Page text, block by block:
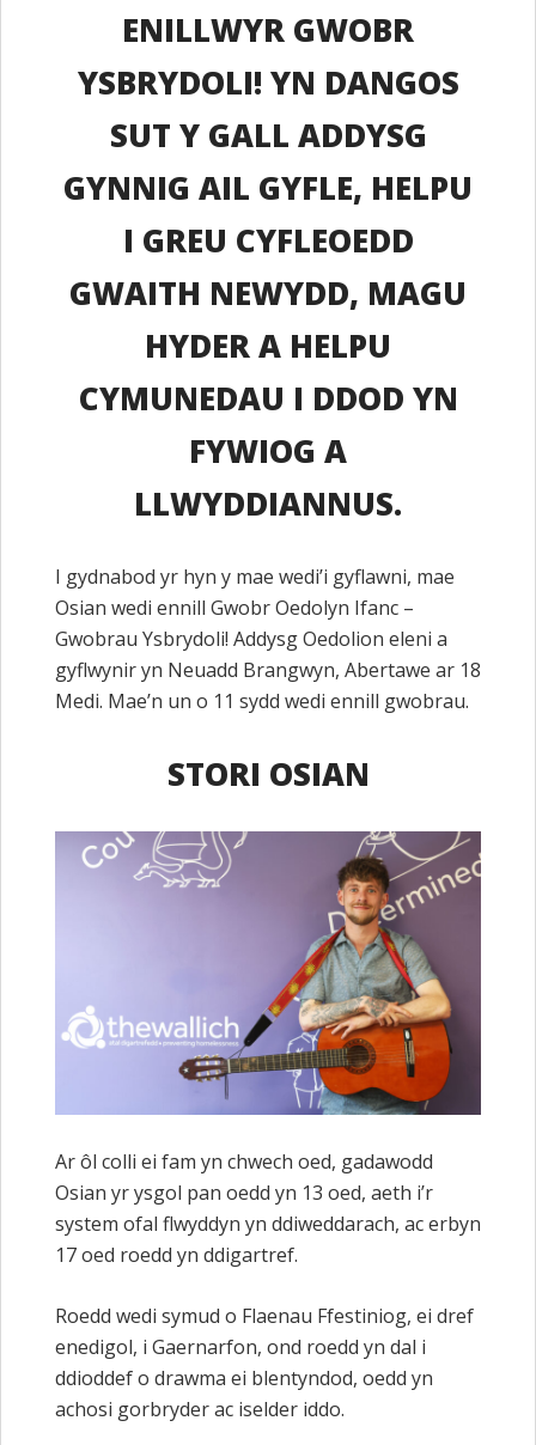
ENILLWYR GWOBR
YSBRYDOLI! YN DANGOS
SUT Y GALL ADDYSG
GYNNIG AIL GYFLE, HELPU
I GREU CYFLEOEDD
GWAITH NEWYDD, MAGU
HYDER A HELPU
CYMUNEDAU I DDOD YN
FYWIOG A
LLWYDDIANNUS.
I gydnabod yr hyn y mae wedi’i gyflawni, mae
Osian wedi ennill Gwobr Oedolyn Ifanc –
Gwobrau Ysbrydoli! Addysg Oedolion eleni a
gyflwynir yn Neuadd Brangwyn, Abertawe ar 18
Medi. Mae’n un o 11 sydd wedi ennill gwobrau.
STORI OSIAN
Ar ôl colli ei fam yn chwech oed, gadawodd
Osian yr ysgol pan oedd yn 13 oed, aeth i’r
system ofal flwyddyn yn ddiweddarach, ac erbyn
17 oed roedd yn ddigartref.
Roedd wedi symud o Flaenau Ffestiniog, ei dref
enedigol, i Gaernarfon, ond roedd yn dal i
ddioddef o drawma ei blentyndod, oedd yn
achosi gorbryder ac iselder iddo.